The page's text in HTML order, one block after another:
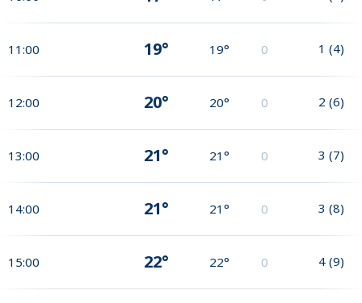
11:00 19° 19° 0 1 (4)
12:00 20° 20° 0 2 (6)
13:00 21° 21° 0 3 (7)
14:00 21° 21° 0 3 (8)
15:00 22° 22° 0 4 (9)